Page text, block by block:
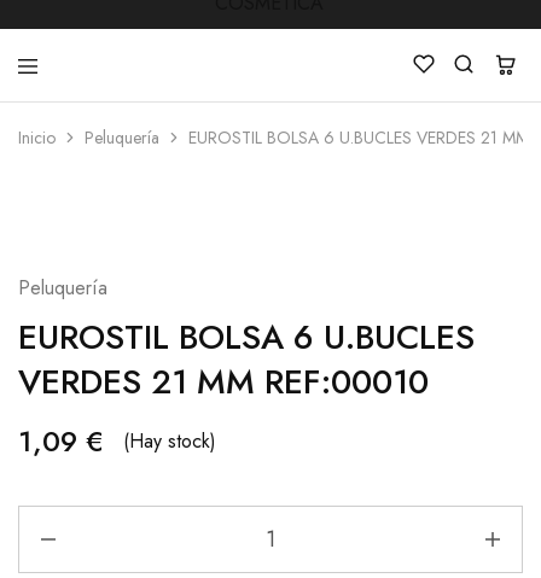
Cosmética
y
Estética
Inicio Peluquería EUROSTIL BOLSA 6 U.BUCLES VERDES 21 MM
Peluquería
EUROSTIL BOLSA 6 U.BUCLES
VERDES 21 MM REF:00010
1,09 € (Hay stock)